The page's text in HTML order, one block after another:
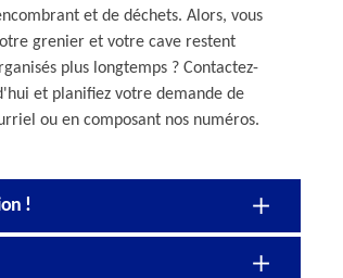
et de déchets. Alors, vous
grenier et votre cave restent
plus longtemps ? Contactez-
et planifiez votre demande de
ou en composant nos numéros.
!